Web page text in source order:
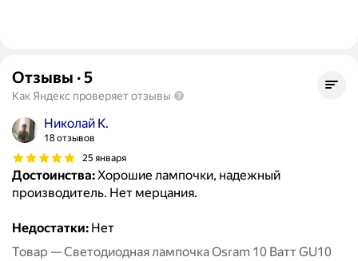
Отзывы ·5
Как Яндекс проверяет отзывы
Николай К.
18 отзывов
25 января
Достоинства:Хорошие лампочки, надежный
производитель. Нет мерцания.
Недостатки: Нет
Товар — Светодиодная лампочка Osram 10 Ватт GU10